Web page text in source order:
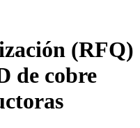
(RFQ)
de cobre